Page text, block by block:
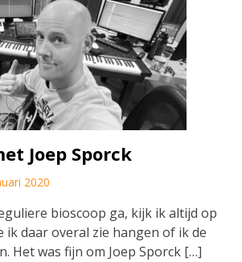
Joep Sporck
2020
bioscoop ga, kijk ik altijd op
ik daar overal zie hangen of ik de
Het was fijn om Joep Sporck […]